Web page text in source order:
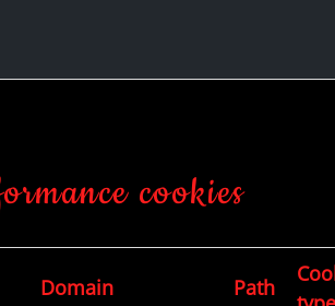
cookies
Domain Path